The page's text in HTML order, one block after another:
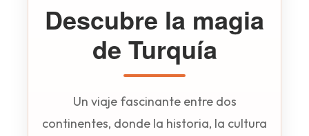
Descubre la magia
de Turquía
Un viaje fascinante entre dos
continentes, donde la historia, la cultura